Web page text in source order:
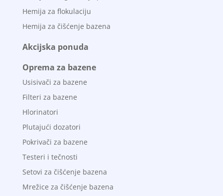
Hemija za flokulaciju
Hemija za čišćenje bazena
Akcijska ponuda
Oprema za bazene
Usisivači za bazene
Filteri za bazene
Hlorinatori
Plutajući dozatori
Pokrivači za bazene
Testeri i tečnosti
Setovi za čišćenje bazena
Mrežice za čišćenje bazena